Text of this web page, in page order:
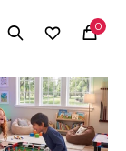
0
MI CUENTA
Electrodomésticos